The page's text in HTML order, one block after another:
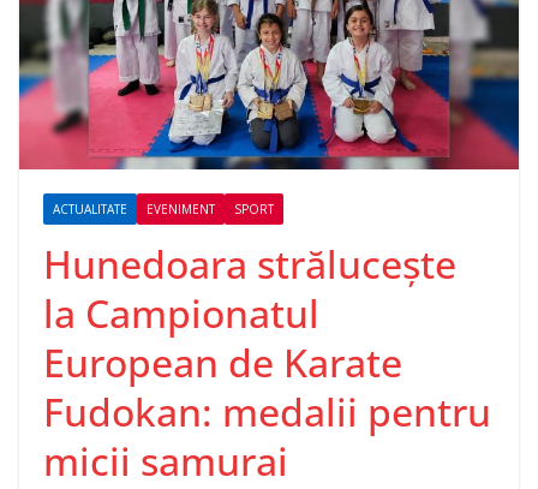
ACTUALITATE EVENIMENT SPORT
Hunedoara strălucește
la Campionatul
European de Karate
Fudokan: medalii pentru
micii samurai